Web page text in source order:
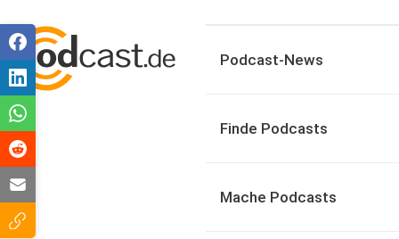
Podcast-News
Finde Podcasts
Mache Podcasts